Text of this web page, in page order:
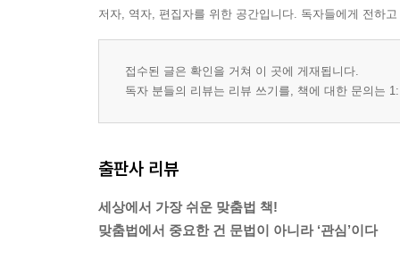
저자, 역자, 편집자를 위한 공간입니다. 독자들에게 전하
접수된 글은 확인을 거쳐 이 곳에 게재됩니다.
독자 분들의 리뷰는 리뷰 쓰기를, 책에 대한 문의는
출판사 리뷰
세상에서 가장 쉬운 맞춤법 책!
맞춤법에서 중요한 건 문법이 아니라 ‘관심’이다